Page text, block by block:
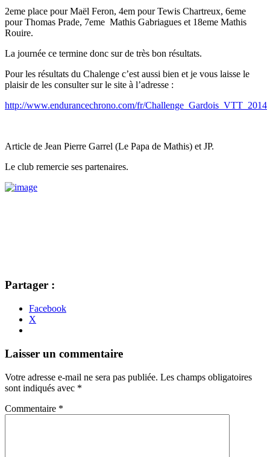
2eme place pour Maël Feron, 4em pour Tewis Chartreux, 6eme
pour Thomas Prade, 7eme Mathis Gabriagues et 18eme Mathis
Rouire.
La journée ce termine donc sur de très bon résultats.
Pour les résultats du Chalenge c’est aussi bien et je vous laisse le
plaisir de les consulter sur le site à l’adresse :
http://www.endurancechrono.com/fr/Challenge_Gardois_VTT_2014
Article de Jean Pierre Garrel (Le Papa de Mathis) et JP.
Le club remercie ses partenaires.
Partager :
Facebook
X
Navigation
articles
←
→
Laisser un commentaire
Votre adresse e-mail ne sera pas publiée. Les champs obligatoires
sont indiqués avec *
Commentaire *